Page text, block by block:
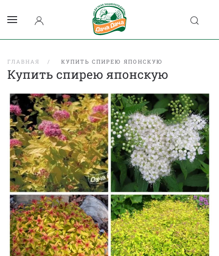
ГЛАВНАЯ КУПИТЬ СПИРЕЮ ЯПОНСКУЮ
Купить спирею японскую